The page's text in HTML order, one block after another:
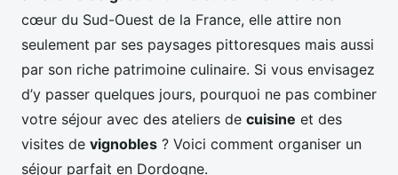
cœur du Sud-Ouest de la France, elle attire non
seulement par ses paysages pittoresques mais aussi
par son riche patrimoine culinaire. Si vous envisagez
d’y passer quelques jours, pourquoi ne pas combiner
votre séjour avec des ateliers de cuisine et des
visites de vignobles ? Voici comment organiser un
séjour parfait en Dordogne.